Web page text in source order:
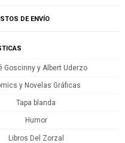
DE ENVÍO
Goscinny y Albert Uderzo
y Novelas Gráficas
Tapa blanda
Humor
Libros Del Zorzal